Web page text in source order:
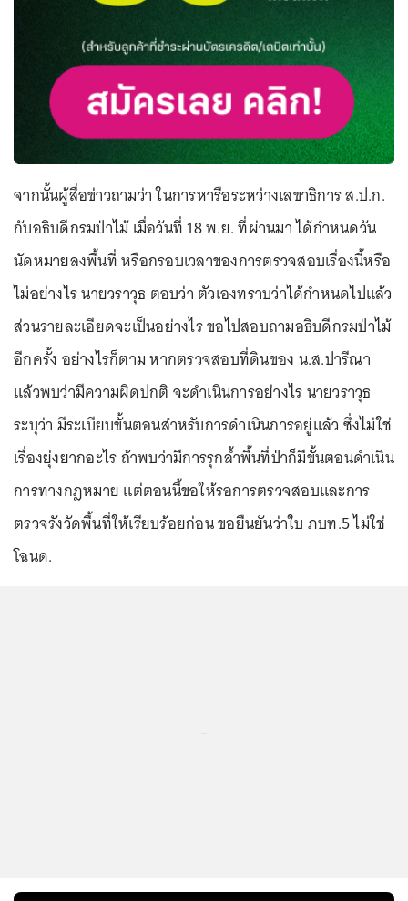
จากนั้นผู้สื่อข่าวถามว่า ในการหารือระหว่างเลขาธิการ ส.ป.ก.
กับอธิบดีกรมป่าไม้ เมื่อวันที่ 18 พ.ย. ที่ผ่านมา ได้กำหนดวัน
นัดหมายลงพื้นที่ หรือกรอบเวลาของการตรวจสอบเรื่องนี้หรือ
ไม่อย่างไร นายวราวุธ ตอบว่า ตัวเองทราบว่าได้กำหนดไปแล้ว
ส่วนรายละเอียดจะเป็นอย่างไร ขอไปสอบถามอธิบดีกรมป่าไม้
อีกครั้ง อย่างไรก็ตาม หากตรวจสอบที่ดินของ น.ส.ปารีณา
แล้วพบว่ามีความผิดปกติ จะดำเนินการอย่างไร นายวราวุธ
ระบุว่า มีระเบียบขั้นตอนสำหรับการดำเนินการอยู่แล้ว ซึ่งไม่ใช่
เรื่องยุ่งยากอะไร ถ้าพบว่ามีการรุกล้ำพื้นที่ป่าก็มีขั้นตอนดำเนิน
การทางกฎหมาย แต่ตอนนี้ขอให้รอการตรวจสอบและการ
ตรวจรังวัดพื้นที่ให้เรียบร้อยก่อน ขอยืนยันว่าใบ ภบท.5 ไม่ใช่
โฉนด.